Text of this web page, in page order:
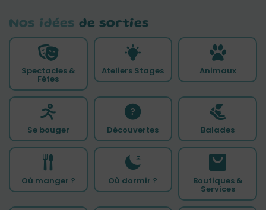
Nos idées de sorties
Spectacles &
Fêtes
Ateliers Stages Animaux
Se bouger Découvertes Balades
Où manger ? Où dormir ? Boutiques &
Services